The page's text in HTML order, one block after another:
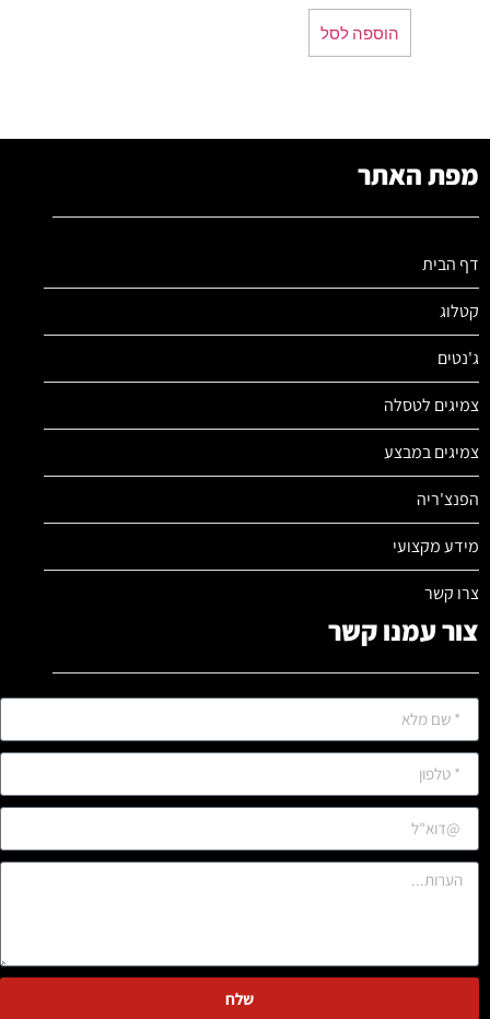
הוספה לסל
מפת האתר
דף הבית
קטלוג
ג'נטים
צמיגים לטסלה
צמיגים במבצע
הפנצ'ריה
מידע מקצועי
צרו קשר
צור עמנו קשר
שלח